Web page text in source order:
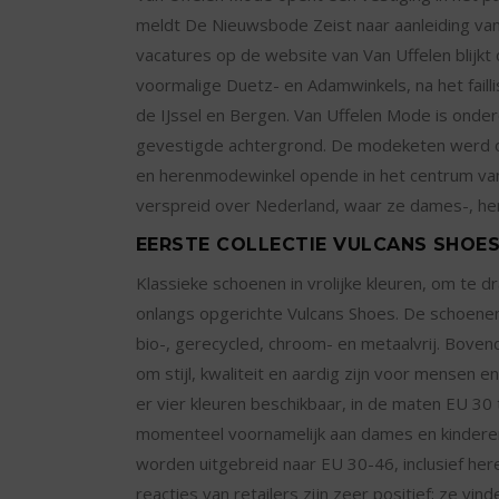
meldt De Nieuwsbode Zeist naar aanleiding
vacatures op de website van Van Uffelen
voormalige Duetz- en Adamwinkels, na het
de IJssel en Bergen. Van Uffelen Mode is
gevestigde achtergrond. De modeketen
en herenmodewinkel opende in het centrum
verspreid over Nederland, waar ze dames-,
EERSTE COLLECTIE VULCANS SHOES
Klassieke schoenen in vrolijke kleuren, om te
onlangs opgerichte Vulcans Shoes. De
bio-, gerecycled, chroom- en metaalvrij.
om stijl, kwaliteit en aardig zijn voor mensen
er vier kleuren beschikbaar, in de maten EU
momenteel voornamelijk aan dames en
worden uitgebreid naar EU 30-46, inclusief
reacties van retailers zijn zeer positief; ze